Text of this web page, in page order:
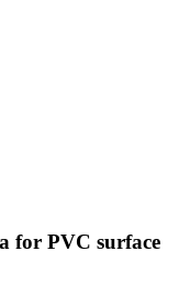
for PVC surface